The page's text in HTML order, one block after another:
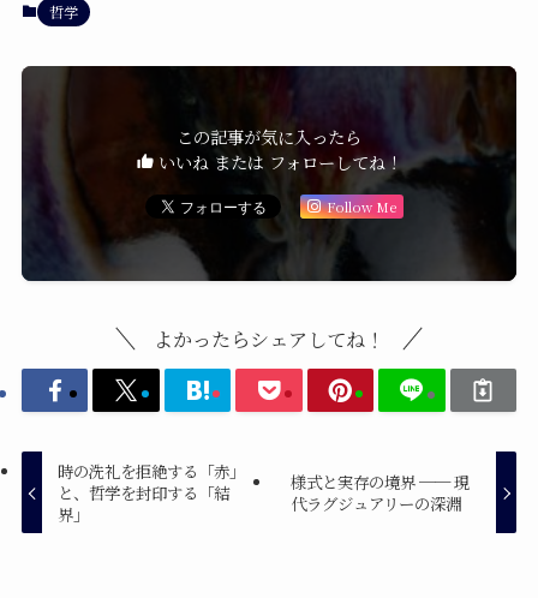
哲学
この記事が気に入ったら
いいね または フォローしてね！
Follow Me
よかったらシェアしてね！
時の洗礼を拒絶する「赤」
と、哲学を封印する「結
界」
様式と実存の境界 ── 現
代ラグジュアリーの深淵